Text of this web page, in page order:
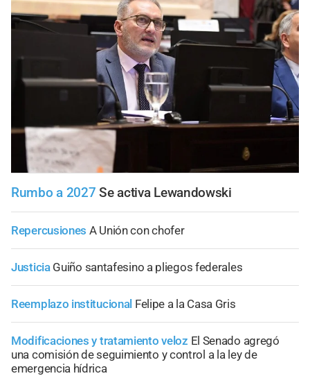
Rumbo a 2027 Se activa Lewandowski
Repercusiones A Unión con chofer
Justicia Guiño santafesino a pliegos federales
Reemplazo institucional Felipe a la Casa Gris
Modificaciones y tratamiento veloz El Senado agregó
una comisión de seguimiento y control a la ley de
emergencia hídrica